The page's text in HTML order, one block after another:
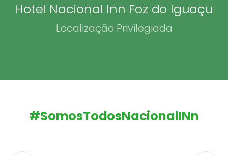
Hotel Nacional Inn Foz do Iguaçu
Localização Privilegiada
#SomosTodosNacionalINn